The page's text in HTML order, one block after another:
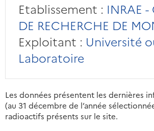
Etablissement : INRAE -
DE RECHERCHE DE
Exploitant : Université
Laboratoire
Les données présentent les dernières
(au 31 décembre de l’année
radioactifs présents sur le site.